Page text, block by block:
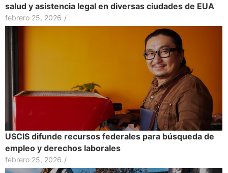
salud y asistencia legal en diversas ciudades de EUA
febrero 25, 2026 /
USCIS difunde recursos federales para búsqueda de
empleo y derechos laborales
febrero 25, 2026 /